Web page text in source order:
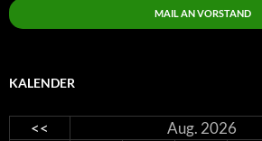
MAIL AN VORSTAND
KALENDER
<< Aug. 2026